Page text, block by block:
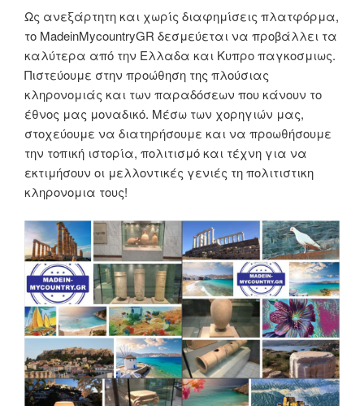
Ως ανεξάρτητη και χωρίς διαφημίσεις πλατφόρμα,
το MadeinMycountryGR δεσμεύεται να προβάλλει τα
καλύτερα από την Ελλαδα και Κυπρο παγκοσμιως.
Πιστεύουμε στην προώθηση της πλούσιας
κληρονομιάς και των παραδόσεων που κάνουν το
έθνος μας μοναδικό. Μέσω των χορηγιών μας,
στοχεύουμε να διατηρήσουμε και να προωθήσουμε
την τοπική ιστορία, πολιτισμό και τέχνη για να
εκτιμήσουν οι μελλοντικές γενιές τη πολιτιστικη
κληρονομια τους!